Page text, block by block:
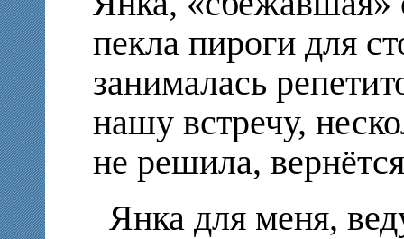
пекла пироги для
занималась
нашу встречу,
не решила,
Янка для меня,